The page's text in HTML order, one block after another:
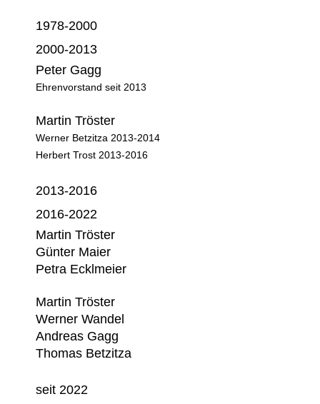
1978-2000
2000-2013
Peter Gagg
Ehrenvorstand seit 2013
Martin Tröster
Werner Betzitza 2013-2014
Herbert Trost 2013-2016
2013-2016
2016-2022
Martin Tröster
Günter Maier
Petra Ecklmeier
Martin Tröster
Werner Wandel
Andreas Gagg
Thomas Betzitza
seit 2022